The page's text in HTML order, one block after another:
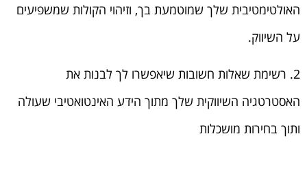
האולטימטיבית שלך שמוטמעת בך, וזיהוי הקולות שמשפיעים
על השיווק.
2. רשימת שאלות חשובות שיאפשרו לך לבנות את
האסטרטגיה השיווקית שלך מתוך הידע האינטואטיבי שעולה
ותוך בחירות מושכלות